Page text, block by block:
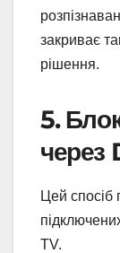
закриває
рішення.
5.
через
Цей спосіб
TV.